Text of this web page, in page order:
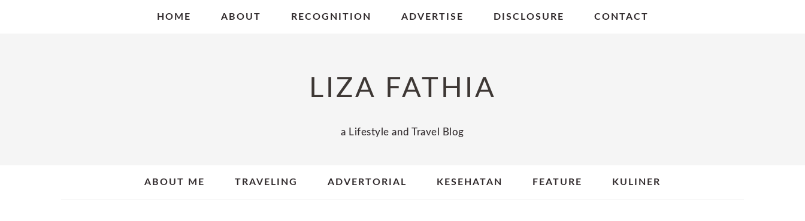
HOME ABOUT RECOGNITION ADVERTISE DISCLOSURE CONTACT
LIZA FATHIA
a Lifestyle and Travel Blog
ABOUT ME TRAVELING ADVERTORIAL KESEHATAN FEATURE KULINER